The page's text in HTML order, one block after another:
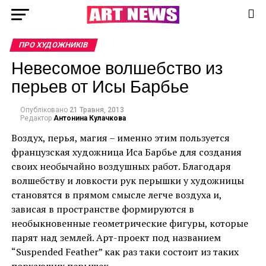
ПРО ХУДОЖНИКІВ
Невесомое волшебство из
перьев от Исы Барбье
Опубліковано 21 Травня, 2013
Редактор Антонина Кулачкова
Воздух, перья, магия – именно этим пользуется
французская художница Иса Барбье для создания
своих необычайно воздушных работ. Благодаря
волшебству и ловкости рук перышки у художницы
становятся в прямом смысле легче воздуха и,
зависая в пространстве формируются в
необыкновенные геометрические фигуры, которые
парят над землей. Арт-проект под названием
“Suspended Feather” как раз таки состоит из таких